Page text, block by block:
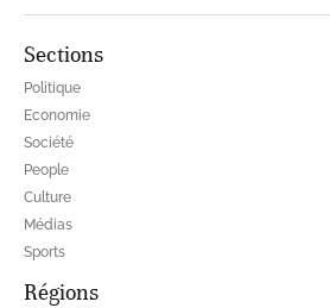
Sections
Politique
Economie
Société
People
Culture
Médias
Sports
Régions